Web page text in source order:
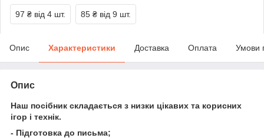
97 ₴ від 4 шт. 85 ₴ від 9 шт.
Опис Характеристики Доставка Оплата Умови
Опис
Наш посібник складається з низки цікавих та корисних
ігор і технік.
- Підготовка до письма;